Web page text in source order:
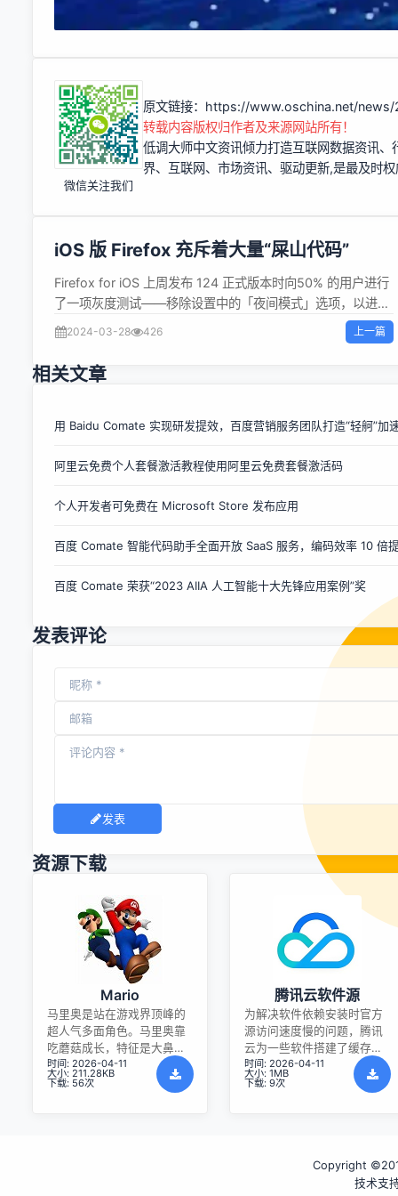
微信关注我们
原文链接： https://www.oschina.net/news/
转载内容版权归作者及来源网站所有！
低调大师中文资讯倾力打造互联网数据资讯
界、互联网、市场资讯、驱动更新,是最及时
iOS 版 Firefox 充斥着大量“屎山代码”
Firefox for iOS 上周发布 124 正式版本时向50% 的用户进行
了一项灰度测试——移除设置中的「夜间模式」选项，以进行
测试和数据收集。 然而这一决定引发了大量用户的激烈批评和
争论，因为他们更新后，突然发现设置菜单里居然没有夜间模
式的开启按钮。 Firefox for iOS 夜间模式与 iOS 的深色模式
不同，它通过简单的反色处理，将不支持深色模式的网站转换
患有糖尿病视网膜病变，因此患有畏光症，对我来说此删除是
包括这个网站 (GitHub)。 我也不喜欢被当做实验老鼠对待，
如果不恢复这个功能，我就会放弃 Firefox。 Mozilla 网站
向所有人开放和访问，也是 Mozilla 基金会多元化、公平和包
务。 昨日，负责 iOS 版 Firefox 开发工作的团队成员...
2024-03-28 426 上一篇
相关文章
用 Baidu Comate 实现研发提效，百度营销服务团队打造“轻舸”加
阿里云免费个人套餐激活教程使用阿里云免费套餐激活码
个人开发者可免费在 Microsoft Store 发布应用
百度 Comate 智能代码助手全面开放 SaaS 服务，编码效率 10 倍
百度 Comate 荣获“2023 AIIA 人工智能十大先锋应用案例”奖
发表评论
发表
资源下载
Mario
马里奥是站在游戏界顶峰的
超人气多面角色。马里奥靠
吃蘑菇成长，特征是大鼻
子、头戴帽子、身穿背带
裤，还留着胡子。与他的双
时间: 2026-04-11
大小: 211.28KB
下载: 56次
腾讯云软件源
为解决软件依赖安装时官方
源访问速度慢的问题，腾讯
云为一些软件搭建了缓存服
务。您可以通过使用腾讯云
软件源站来提升依赖包的安
时间: 2026-04-11
大小: 1MB
下载: 9次
Copyright
技术支